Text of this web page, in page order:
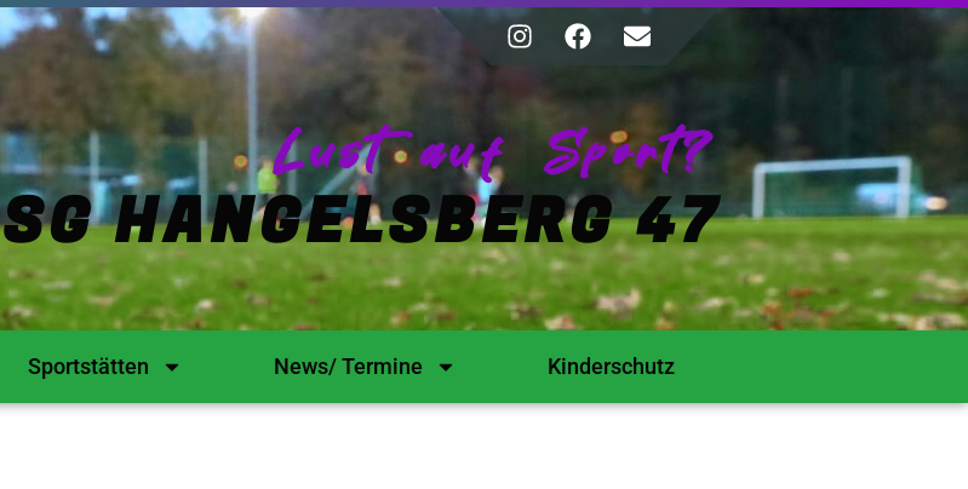
Lust auf Sport?
SG HANGELSBERG 47
Sportstätten News/ Termine Kinderschutz